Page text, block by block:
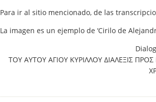
Para ir al sitio mencionado, de las
La imagen es un ejemplo de ‘Cirilo de
ΤΟΥ ΑΥΤΟΥ ΑΓΙΟΥ ΚΥΡΙΛΛΟΥ ΔΙΑΛΕΞΙΣ